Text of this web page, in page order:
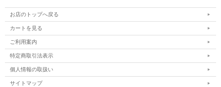
お店のトップへ戻る
カートを見る
ご利用案内
特定商取引法表示
個人情報の取扱い
サイトマップ